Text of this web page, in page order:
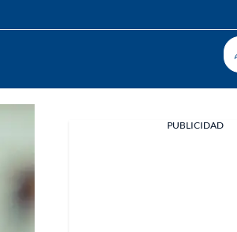
PUBLICIDAD